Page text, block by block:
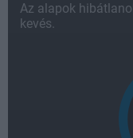
Az alapok
kevés.